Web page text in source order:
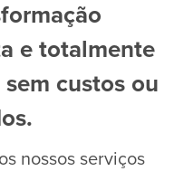
e totalmente
custos ou
nossos serviços